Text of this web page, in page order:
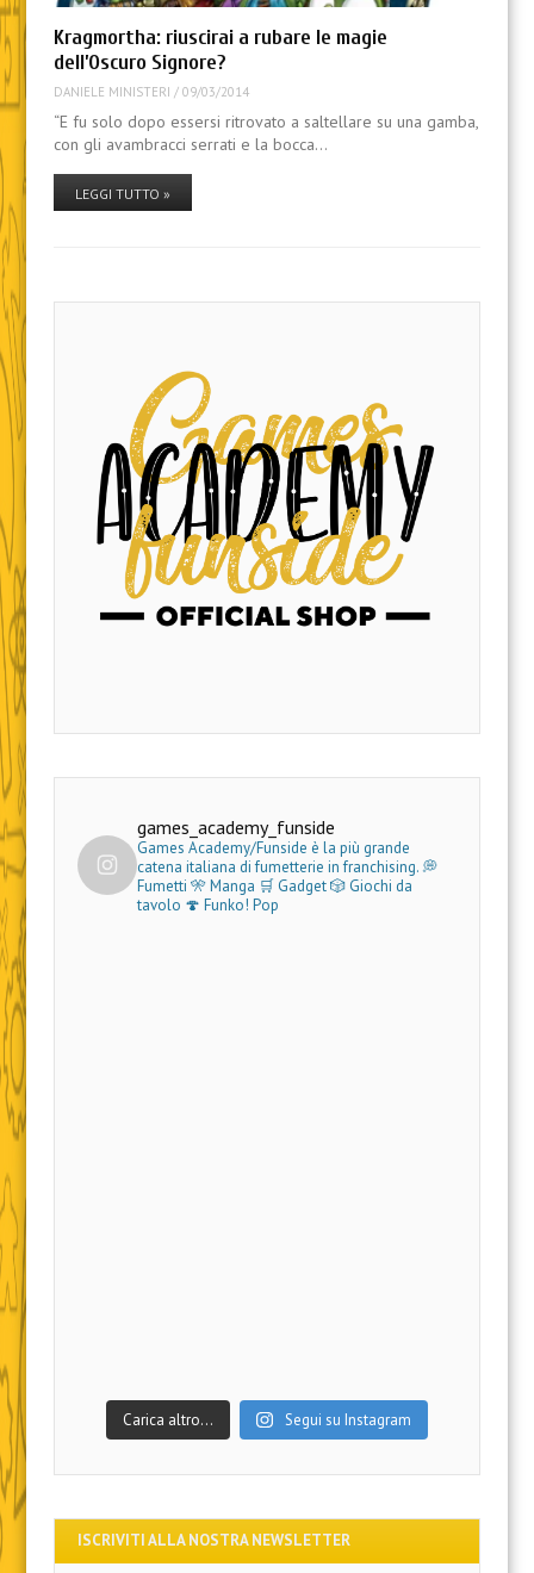
Kragmortha: riuscirai a rubare le magie
dell’Oscuro Signore?
DANIELE MINISTERI / 09/03/2014
“E fu solo dopo essersi ritrovato a saltellare su una gamba,
con gli avambracci serrati e la bocca…
LEGGI TUTTO »
games_academy_funside
Games Academy/Funside è la più grande
catena italiana di fumetterie in franchising.💭
Fumetti 🎌 Manga 🛒 Gadget🎲 Giochi da
tavolo 🍄 Funko! Pop
Carica altro… Segui su Instagram
ISCRIVITI ALLA NOSTRA NEWSLETTER